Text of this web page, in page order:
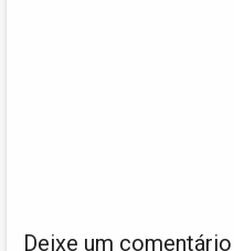
Deixe um comentário